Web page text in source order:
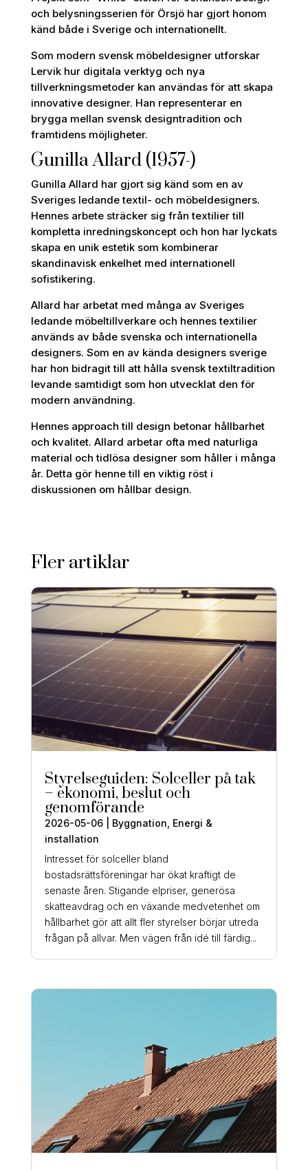
och belysningsserien för Örsjö har gjort honom
känd både i Sverige och internationellt.
Som modern svensk möbeldesigner utforskar
Lervik hur digitala verktyg och nya
tillverkningsmetoder kan användas för att skapa
innovative designer. Han representerar en
brygga mellan svensk designtradition och
framtidens möjligheter.
Gunilla Allard (1957-)
Gunilla Allard har gjort sig känd som en av
Sveriges ledande textil- och möbeldesigners.
Hennes arbete sträcker sig från textilier till
kompletta inredningskoncept och hon har lyckats
skapa en unik estetik som kombinerar
skandinavisk enkelhet med internationell
sofistikering.
Allard har arbetat med många av Sveriges
ledande möbeltillverkare och hennes textilier
används av både svenska och internationella
designers. Som en av kända designers sverige
har hon bidragit till att hålla svensk textiltradition
levande samtidigt som hon utvecklat den för
modern användning.
Hennes approach till design betonar hållbarhet
och kvalitet. Allard arbetar ofta med naturliga
material och tidlösa designer som håller i många
år. Detta gör henne till en viktig röst i
diskussionen om hållbar design.
Fler artiklar
Styrelseguiden: Solceller på tak
– ekonomi, beslut och
genomförande
2026-05-06| Byggnation Energi &
installation
Intresset för solceller bland
bostadsrättsföreningar har ökat kraftigt de
senaste åren. Stigande elpriser, generösa
skatteavdrag och en växande medvetenhet om
hållbarhet gör att allt fler styrelser börjar utreda
frågan på allvar. Men vägen från idé till färdig...